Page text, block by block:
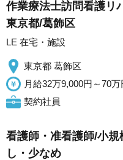
作業療法士訪問看護リ
東京都/葛飾区
LE 在宅・施設
東京都 葛飾区
月給32万9,000円～70万
契約社員
看護師・准看護師/小
し・少なめ